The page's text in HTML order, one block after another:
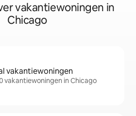
vakantiewoningen in
Chicago
vakantiewoningen
vakantiewoningen in Chicago